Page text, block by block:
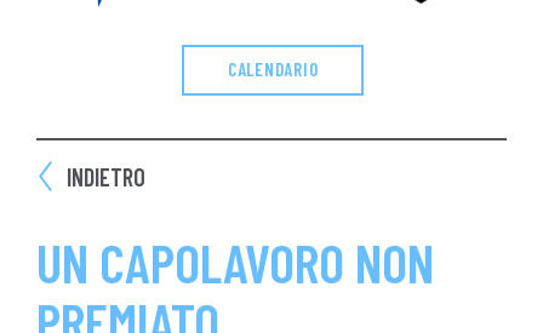
CALENDARIO
INDIETRO
UN CAPOLAVORO NON